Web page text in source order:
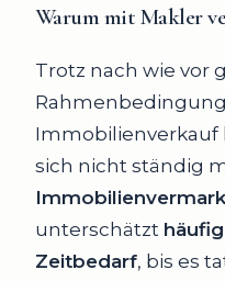
Warum mit Makler
Trotz nach wie vor
Immobilienverkauf
sich nicht ständig
unterschätzt
Zeitbedarf, bis es